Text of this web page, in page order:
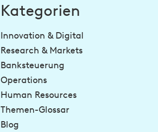
Kategorien
Innovation & Digital
Research & Markets
Banksteuerung
Operations
Human Resources
Themen-Glossar
Blog